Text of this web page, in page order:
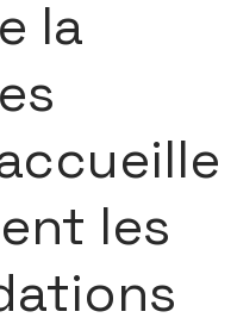
la
les